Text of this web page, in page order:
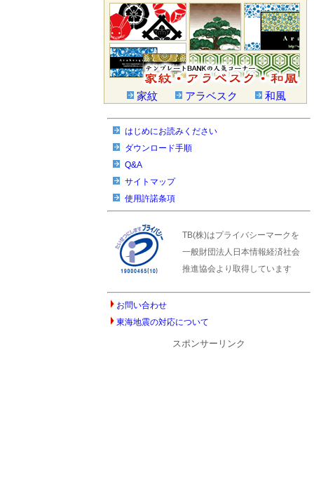
家紋 アラベスク 和風
はじめにお読みください
ダウンロード手順
Q&A
サイトマップ
使用許諾条項
TB(株)はプライバシーマークを
一般財団法人日本情報経済社会
推進協会より取得しています
お問い合わせ
東海地震の対応について
スポンサーリンク